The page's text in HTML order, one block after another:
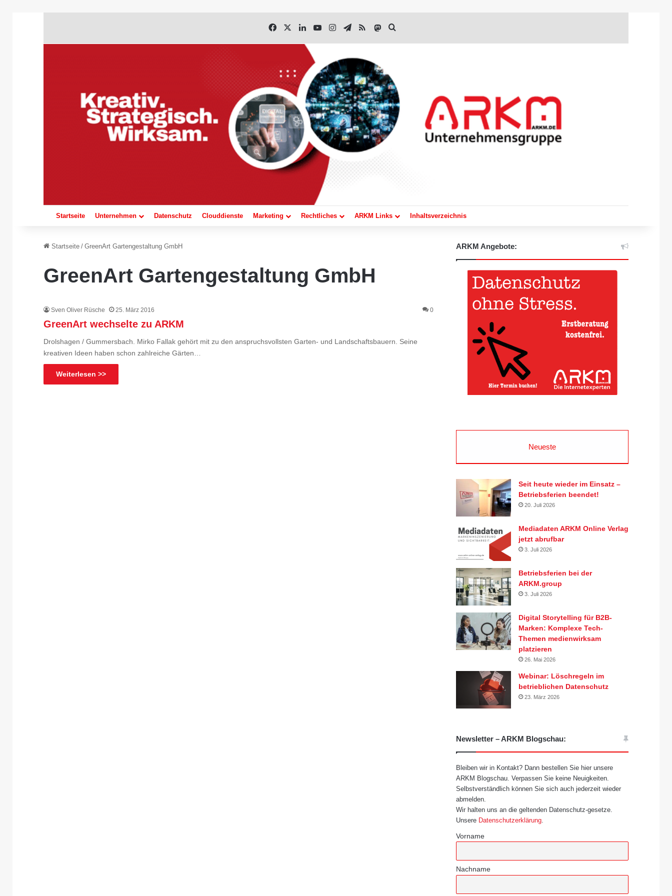
FacebookLinkedInYouTubeInstagramTelegram
RSSMastodon
Startseite Unternehmen Datenschutz Clouddienste Marketing Rechtliches ARKM Links Inhaltsverzeichnis
Startseite / GreenArt Gartengestaltung GmbH
GreenArt Gartengestaltung GmbH
Sven Oliver Rüsche 25. März 2016 0
GreenArt wechselte zu ARKM
Drolshagen / Gummersbach. Mirko Fallak gehört mit zu den anspruchsvollsten Garten- und Landschaftsbauern. Seine
kreativen Ideen haben schon zahlreiche Gärten…
Weiterlesen >>
ARKM Angebote:
Neueste
Seit heute wieder im Einsatz –
Betriebsferien beendet!
20. Juli 2026
Mediadaten ARKM Online Verlag
jetzt abrufbar
3. Juli 2026
Betriebsferien bei der
ARKM.group
3. Juli 2026
Digital Storytelling für B2B-
Marken: Komplexe Tech-
Themen medienwirksam
platzieren
26. Mai 2026
Webinar: Löschregeln im
betrieblichen Datenschutz
23. März 2026
Newsletter – ARKM Blogschau:
Bleiben wir in Kontakt? Dann bestellen Sie hier unsere
ARKM Blogschau. Verpassen Sie keine Neuigkeiten.
Selbstverständlich können Sie sich auch jederzeit wieder
abmelden.
Wir halten uns an die geltenden Datenschutz-gesetze.
Unsere Datenschutzerklärung
Vorname
Nachname